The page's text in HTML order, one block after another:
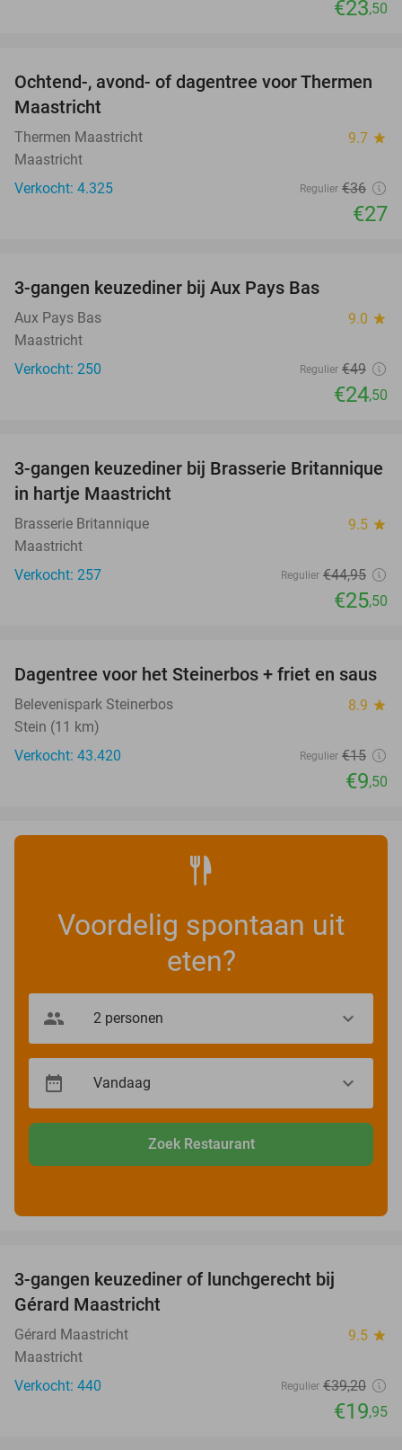
€23,50
25%
Ochtend-, avond- of dagentree voor Thermen
Maastricht
Thermen Maastricht 9.7 star
Maastricht
Verkocht: 4.325
Regulier €36
€27
3-gangen keuzediner bij Aux Pays Bas
Aux Pays Bas 9.0 star
Maastricht
Verkocht: 250
Regulier €49
€24,50
43%
3-gangen keuzediner bij Brasserie Britannique
in hartje Maastricht
Brasserie Britannique 9.5 star
Maastricht
Verkocht: 257
Regulier €44,95
€25,50
37%
Dagentree voor het Steinerbos + friet en saus
Belevenispark Steinerbos 8.9 star
Stein (11 km)
Verkocht: 43.420
Regulier €15
€9,50
Voordelig spontaan uit
eten?
Zoek Restaurant
3-gangen keuzediner of lunchgerecht bij
Gérard Maastricht
Gérard Maastricht 9.5 star
Maastricht
Verkocht: 440
Regulier €39,20
€19,95